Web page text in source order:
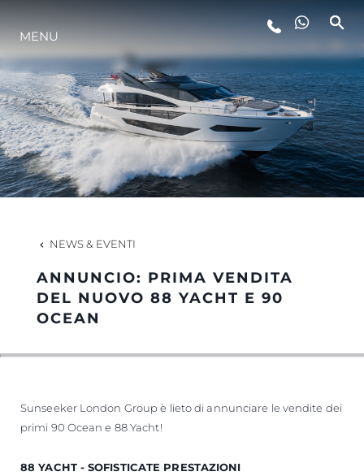
LIFESTYLE
INNOVAZIONE
L'AZIENDA
HERITAGE
VALUTA LA TUA IMBARCAZIONE
MENU
NEWS & EVENTI
ANNUNCIO: PRIMA VENDITA
DEL NUOVO 88 YACHT E 90
OCEAN
Sunseeker London Group è lieto di annunciare le vendite dei
primi 90 Ocean e 88 Yacht!
88 YACHT - SOFISTICATE PRESTAZIONI